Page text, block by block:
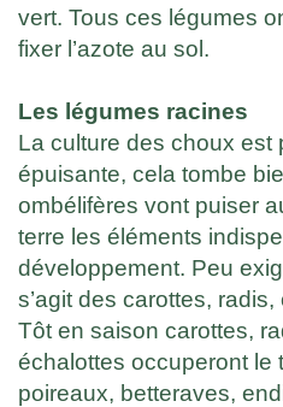
vert. Tous ces légumes
fixer l’azote au sol.
Les légumes racines
La culture des choux est
épuisante, cela tombe
ombélifères vont puiser
terre les éléments
développement. Peu
s’agit des carottes,
Tôt en saison carottes,
échalottes occuperont le
poireaux, betteraves,